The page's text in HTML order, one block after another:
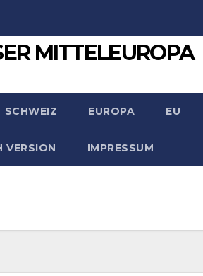
MITTELEUROPA
SCHWEIZ EUROPA EU
VERSION IMPRESSUM